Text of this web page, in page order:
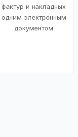
фактур и накладных
одним электронным
документом